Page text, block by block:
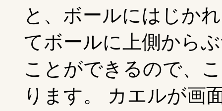
と、ボールにはじか
てボールに上側から
ことができるので、
ります。 カエルが画